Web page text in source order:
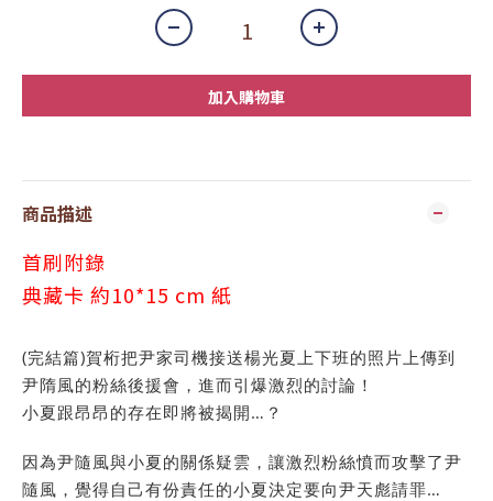
加入購物車
商品描述
首刷附錄
典藏卡 約10*15 cm 紙
(完結篇)賀桁把尹家司機接送楊光夏上下班的照片上傳到
尹隋風的粉絲後援會，進而引爆激烈的討論！
小夏跟昂昂的存在即將被揭開…？
因為尹隨風與小夏的關係疑雲，讓激烈粉絲憤而攻擊了尹
隨風，覺得自己有份責任的小夏決定要向尹天彪請罪…